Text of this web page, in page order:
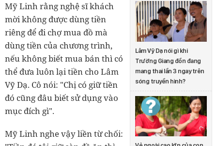
Lâm Vỹ Dạ nói gì khi
Trường Giang đồn đang
mang thai lần 3 ngay trên
sóng truyền hình?
Mỹ Linh rằng nghệ sĩ khách
mời không được dùng tiền
riêng để đi chợ mua đồ mà
dùng tiền của chương trình,
nếu không biết mua bán thì có
thể đưa luôn lại tiền cho Lâm
Vỹ Dạ. Cô nói: "Chị có giữ tiền
đó cũng đâu biết sử dụng vào
mục đích gì".
Mỹ Linh nghe vậy liền từ chối: